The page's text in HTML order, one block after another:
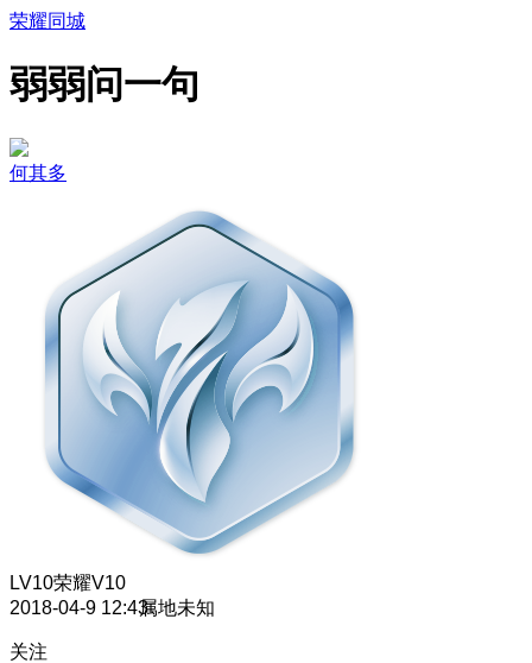
荣耀同城
弱弱问一句
何其多
LV10荣耀V10
2018-04-9 12:43属地未知
关注